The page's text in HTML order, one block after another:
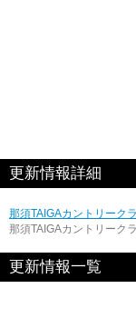
更新情報詳細
那須TAIGAカントリーク
那須TAIGAカントリーク
更新情報一覧